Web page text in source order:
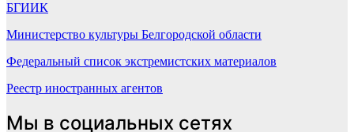
БГИИК
Министерство культуры Белгородской области
Федеральный список экстремистских материалов
Реестр иностранных агентов
Мы в социальных сетях